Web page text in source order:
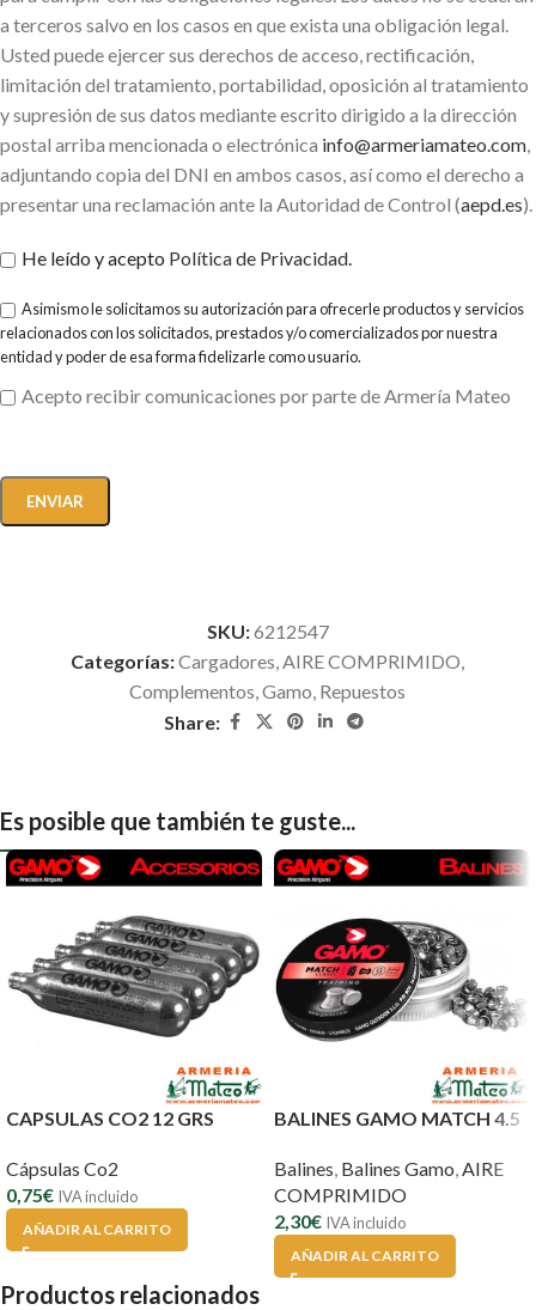
a terceros salvo en los casos en que exista una obligación legal.
Usted puede ejercer sus derechos de acceso, rectificación,
limitación del tratamiento, portabilidad, oposición al tratamiento
y supresión de sus datos mediante escrito dirigido a la dirección
postal arriba mencionada o electrónica info@armeriamateo.com
adjuntando copia del DNI en ambos casos, así como el derecho a
presentar una reclamación ante la Autoridad de Control (aepd.es).
He leído y acepto Política de Privacidad
Asimismo le solicitamos su autorización para ofrecerle productos y servicios
relacionados con los solicitados, prestados y/o comercializados por nuestra
entidad y poder de esa forma fidelizarle como usuario.
Acepto recibir comunicaciones por parte de Armería Mateo
SKU:6212547
Categorías:Cargadores AIRE COMPRIMIDO
Complementos Gamo Repuestos
Share:
Es posible que también te guste...
CAPSULAS CO2 12 GRS
Cápsulas Co2
0,75€ IVA incluido
AÑADIR AL CARRITO
BALINES GAMO MATCH 4.5
Balines Balines Gamo AIRE
COMPRIMIDO
2,30€ IVA incluido
AÑADIR AL CARRITO
Productos relacionados